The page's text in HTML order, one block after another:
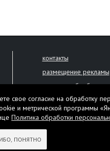
контакты
размещение рекламы
политика обработки
Настоящий ресурс
Нашли ошибку?
свое согласие на обработку
и метрической программы
Политика обработки
ПОНЯТНО